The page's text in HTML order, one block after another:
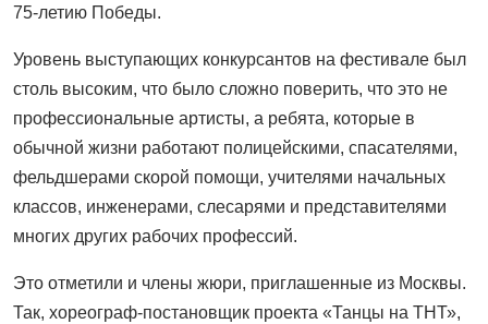
75-летию Победы.
Уровень выступающих конкурсантов на фестивале был
столь высоким, что было сложно поверить, что это не
профессиональные артисты, а ребята, которые в
обычной жизни работают полицейскими, спасателями,
фельдшерами скорой помощи, учителями начальных
классов, инженерами, слесарями и представителями
многих других рабочих профессий.
Это отметили и члены жюри, приглашенные из Москвы.
Так, хореограф-постановщик проекта «Танцы на ТНТ»,